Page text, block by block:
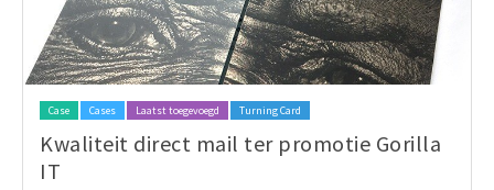
Case Cases Laatst toegevoegd Turning Card
Kwaliteit direct mail ter promotie Gorilla
IT